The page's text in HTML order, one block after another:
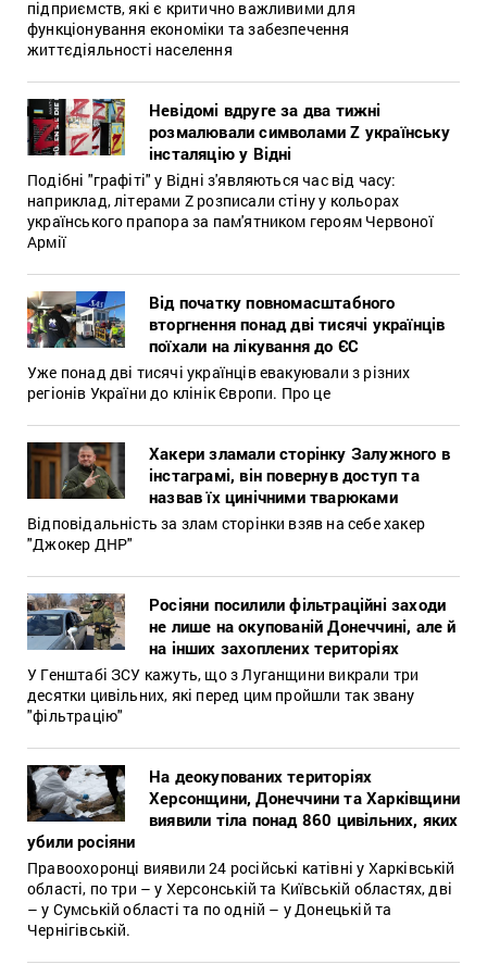
підприємств, які є критично важливими для
функціонування економіки та забезпечення
життєдіяльності населення
Невідомі вдруге за два тижні
розмалювали символами Z українську
інсталяцію у Відні
Подібні "графіті" у Відні з'являються час від часу:
наприклад, літерами Z розписали стіну у кольорах
українського прапора за пам'ятником героям Червоної
Армії
Від початку повномасштабного
вторгнення понад дві тисячі українців
поїхали на лікування до ЄС
Уже понад дві тисячі українців евакуювали з різних
регіонів України до клінік Європи. Про це
Хакери зламали сторінку Залужного в
інстаграмі, він повернув доступ та
назвав їх цинічними тварюками
Відповідальність за злам сторінки взяв на себе хакер
"Джокер ДНР"
Росіяни посилили фільтраційні заходи
не лише на окупованій Донеччині, але й
на інших захоплених територіях
У Генштабі ЗСУ кажуть, що з Луганщини викрали три
десятки цивільних, які перед цим пройшли так звану
"фільтрацію"
На деокупованих територіях
Херсонщини, Донеччини та Харківщини
виявили тіла понад 860 цивільних, яких
убили росіяни
Правоохоронці виявили 24 російські катівні у Харківській
області, по три – у Херсонській та Київській областях, дві
– у Сумській області та по одній – у Донецькій та
Чернігівській.